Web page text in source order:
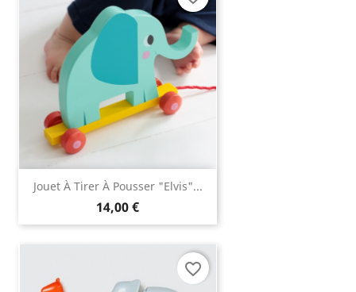
Jouet À Tirer À Pousser "Elvis"...
14,00 €
favorite_border